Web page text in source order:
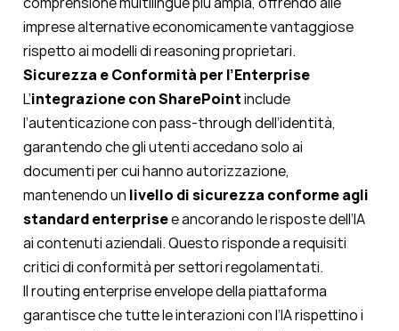
imprese alternative economicamente vantaggiose
rispetto ai modelli di reasoning proprietari.
Sicurezza e Conformità per l’Enterprise
L’integrazione con SharePointinclude
l’autenticazione con pass-through dell’identità,
garantendo che gli utenti accedano solo ai
documenti per cui hanno autorizzazione,
mantenendo un livello di sicurezza conforme agli
standard enterprisee ancorando le risposte dell’IA
ai contenuti aziendali. Questo risponde a requisiti
critici di conformità per settori regolamentati.
Il routing enterprise envelope della piattaforma
garantisce che tutte le interazioni con l’IA rispettino i